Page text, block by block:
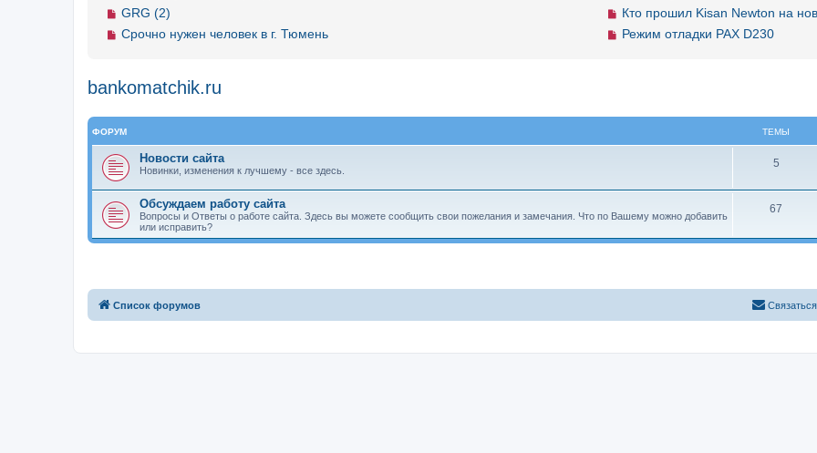
Кто прошил Kisan Newton на
Режим отладки PAX D230
GRG (2)
Срочно нужен человек в г. Тюмень
bankomatchik.ru
ФОРУМ ТЕМЫ
Новости сайта
Новинки, изменения к лучшему - все здесь.
5
Обсуждаем работу сайта
Вопросы и Ответы о работе сайта. Здесь вы можете сообщить свои пожелания и замечания. Что по Вашему можно добавить
или исправить?
67
Список форумов
Связаться с
Связаться